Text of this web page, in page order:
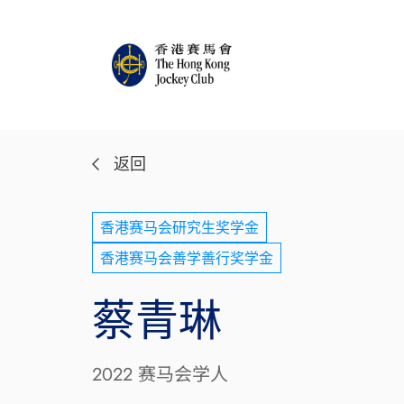
返回
香港赛马会研究生奖学金
香港赛马会善学善行奖学金
蔡青琳
2022 赛马会学人